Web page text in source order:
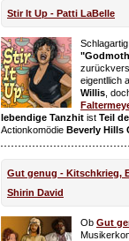
Stir It Up - Patti LaBelle
eigentllich
Willis ,
lebendige Tanzhit ist Teil
Actionkomödie Beverly Hills
Gut genug - Kitschkrieg,
Shirin David
Ob Gut